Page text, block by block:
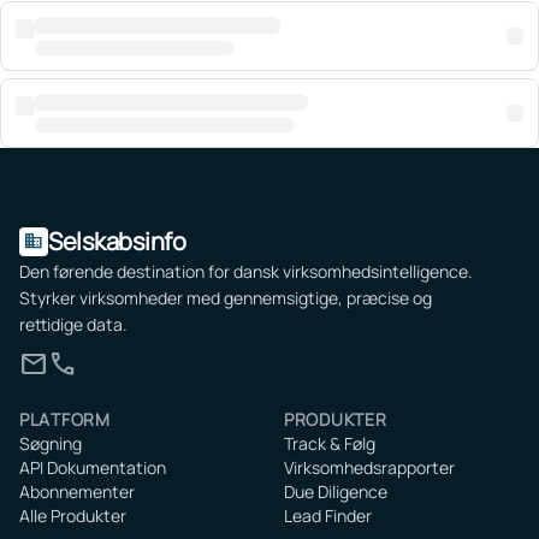
domain Selskabsinfo
Den førende destination for dansk virksomhedsintelligence.
Styrker virksomheder med gennemsigtige, præcise og
rettidige data.
mailcall
PLATFORM
Søgning
API Dokumentation
Abonnementer
Alle Produkter
PRODUKTER
Track & Følg
Virksomhedsrapporter
Due Diligence
Lead Finder